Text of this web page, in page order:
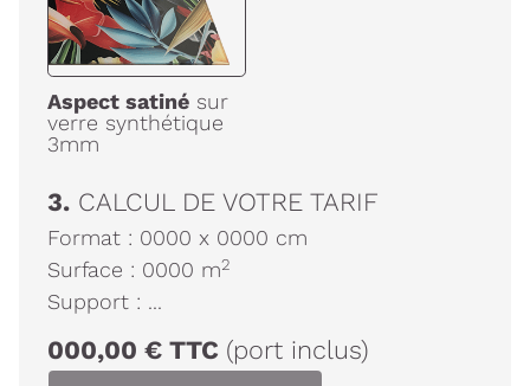
Aspect satiné sur
verre synthétique
3mm
3. CALCUL DE VOTRE TARIF
Format : 0000 x 0000 cm
Surface : 0000 m2
Support : ...
000,00 € TTC (port inclus)